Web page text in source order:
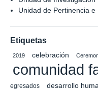
Unidad de Pertinencia
Etiquetas
2019 celebración
comunidad
egresados
desarrollo